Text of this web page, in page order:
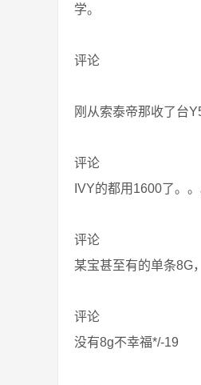
学。
评论
刚从索泰帝那收了台
评论
IVY的都用1600了。。
评论
某宝甚至有的单条8G
评论
没有8g不幸福*/-19